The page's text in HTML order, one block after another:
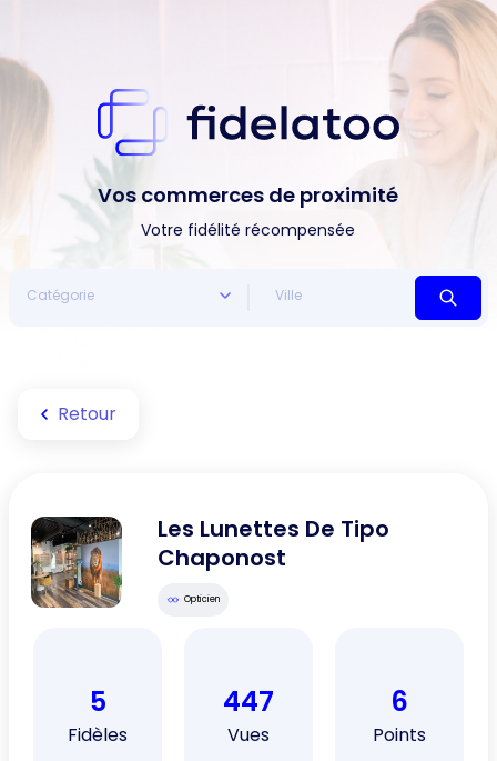
Vos commerces de proximité
Votre fidélité récompensée
Retour
Les Lunettes De Tipo
Chaponost
Opticien
5
Fidèles
447
Vues
6
Points